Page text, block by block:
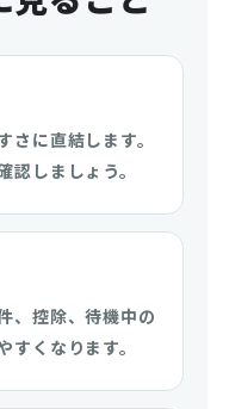
さに直結します。
認しましょう。
、控除、待機中の
すくなります。